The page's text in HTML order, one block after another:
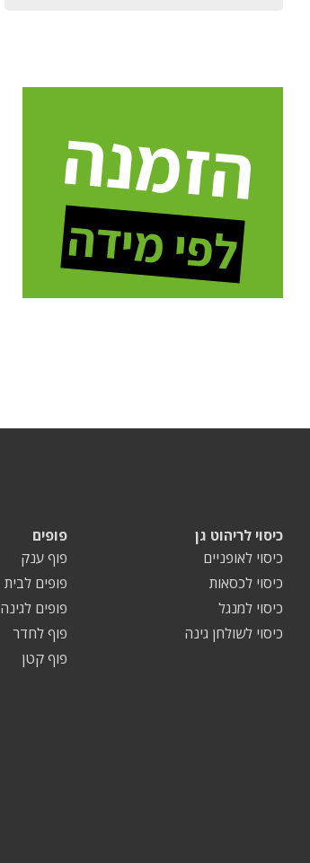
הזמנה
לפי מידה
פופים
פוף ענק
פופים לבית
פופים לגינה
פוף לחדר
פוף קטן
כיסוי לריהוט גן
כיסוי לאופניים
כיסוי לכסאות
כיסוי למנגל
כיסוי לשולחן גינה